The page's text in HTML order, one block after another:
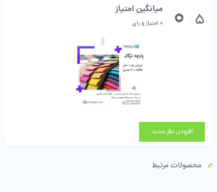
5
0 میانگین امتیاز
0 امتیاز و رای
افزودن نظر جدید
محصولات مرتبط